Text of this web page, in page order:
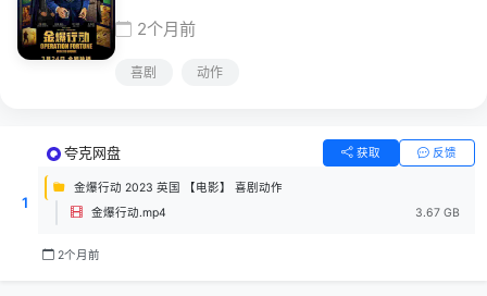
拥有它的人可随心所欲地控制军事、金融等世界上任何的
军火商格雷格则是这宗地下买卖的交易中介。奥森决定前
2个月前
喜剧 动作
1
夸克网盘 获取 反馈
金爆行动 2023 英国 【电影】 喜剧动作
金爆行动.mp4
3.67 GB
2个月前